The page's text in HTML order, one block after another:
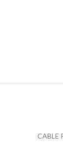
CABLE